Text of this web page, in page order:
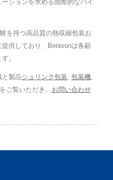
ションを求める国際的なバイ
を持つ高品質の熱収縮包装お
供しており、Benisonは各顧
。
と製品シュリンク包装, 包装機,
をご覧いただき、 お問い合わせ